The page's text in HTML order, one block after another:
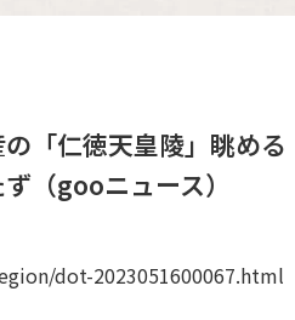
の「仁徳天皇陵」眺め
（gooニュース）
dot-2023051600067.html